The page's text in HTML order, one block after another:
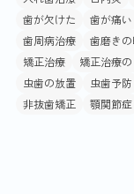
歯が欠けた
歯が痛い
歯周病治療
歯磨き
矯正治療
矯正治療
虫歯の放置
虫歯予防
非抜歯矯正
顎関節症